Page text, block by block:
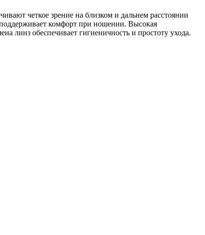
четкое зрение на близком и дальнем расстоянии
комфорт при ношении. Высокая
линз обеспечивает гигиеничность и простоту ухода.